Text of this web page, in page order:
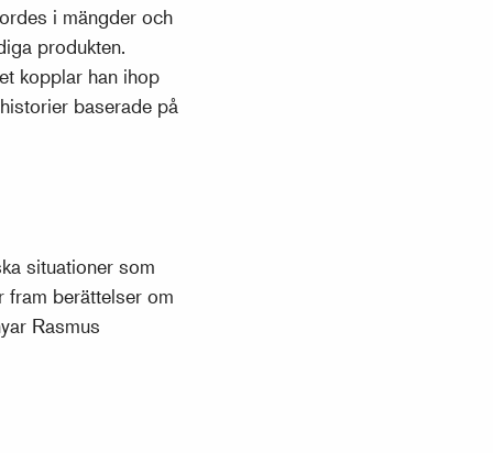
i mängder och
produkten.
kopplar han ihop
baserade på
situationer som
fram berättelser om
Rasmus